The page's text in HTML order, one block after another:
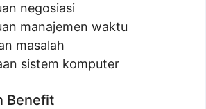
negosiasi
manajemen waktu
masalah
sistem komputer
Benefit